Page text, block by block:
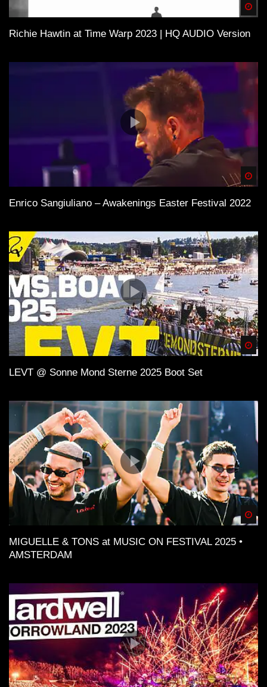
Richie Hawtin at Time Warp 2023 | HQ AUDIO Version
Enrico Sangiuliano – Awakenings Easter Festival 2022
LEVT @ Sonne Mond Sterne 2025 Boot Set
MIGUELLE & TONS at MUSIC ON FESTIVAL 2025 •
AMSTERDAM